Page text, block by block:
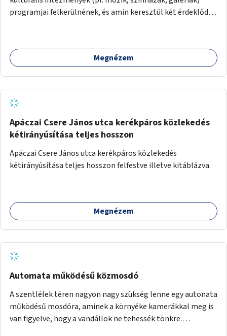
programjai felkerülnének, és amin keresztül két érdeklődő,
Megnézem
Apáczai Csere János utca kerékpáros közlekedés
kétirányúsítása teljes hosszon
Apáczai Csere János utca kerékpáros közlekedés
kétirányúsítása teljes hosszon felfestve illetve kitáblázva.
Megnézem
Automata működésű közmosdó
A szentlélek téren nagyon nagy szükség lenne egy autonata
működésű mosdóra, aminek a környéke kamerákkal meg is
van figyelve, hogy a vandállok ne tehessék tönkre.